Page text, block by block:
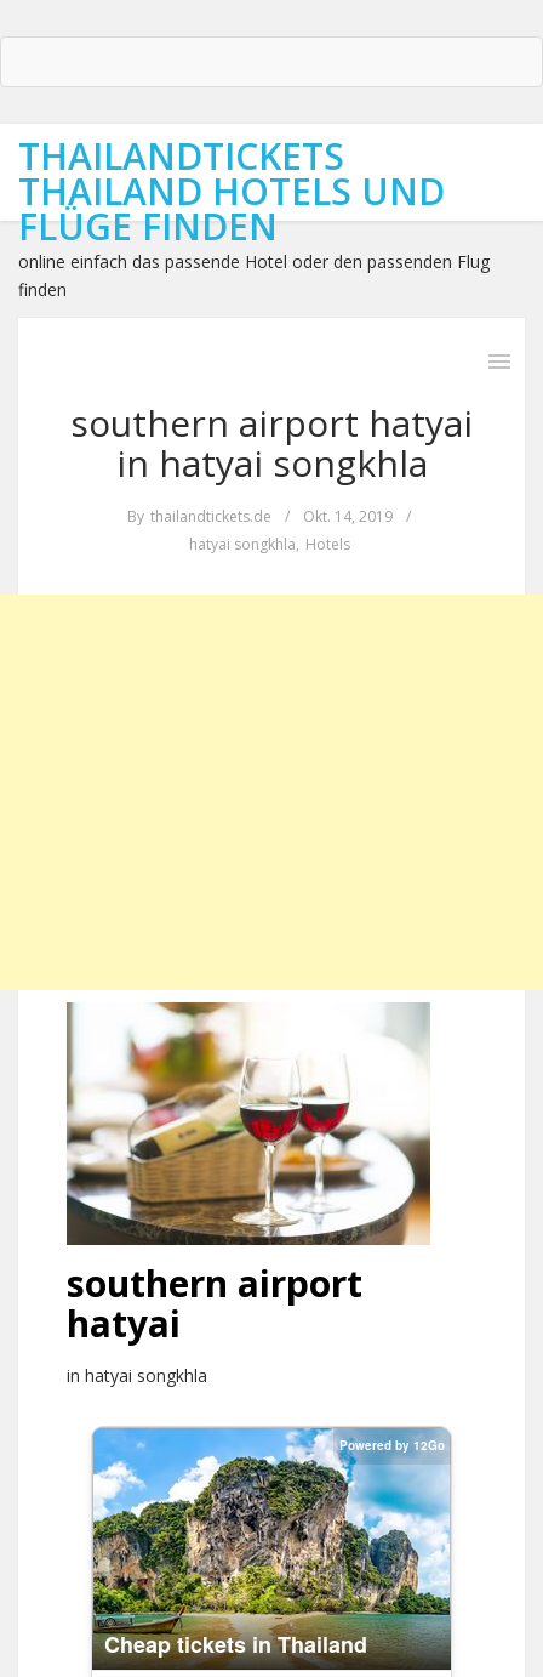
THAILANDTICKETS
THAILAND HOTELS UND
FLÜGE FINDEN
online einfach das passende Hotel oder den passenden Flug
finden
southern airport hatyai
in hatyai songkhla
By thailandtickets.de / Okt. 14, 2019
/
hatyai songkhla, Hotels
southern airport
hatyai
in hatyai songkhla